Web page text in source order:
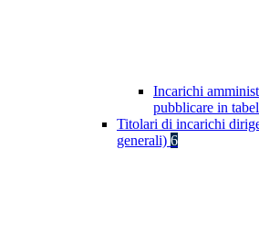
Incarichi
pubblicare in
Titolari di incarichi
generali) 6